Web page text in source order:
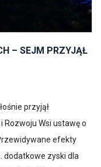
– SEJM PRZYJĄŁ
przyjął
Wsi ustawę o
efekty
dodatkowe zyski dla